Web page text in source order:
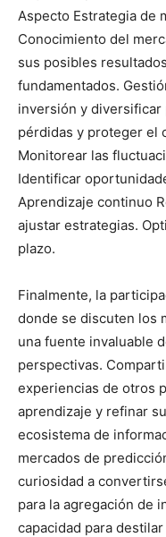
Aspecto Estrategia de
Conocimiento del
sus posibles
fundamentados.
inversión y
pérdidas y proteger el
Monitorear las
Identificar
Aprendizaje continuo
ajustar estrategias.
plazo.
Finalmente, la
donde se discuten los
una fuente invaluable
perspectivas.
experiencias de otros
aprendizaje y refinar
ecosistema de
mercados de
curiosidad a
para la agregación de
capacidad para